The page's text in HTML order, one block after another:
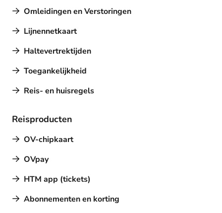
Omleidingen en Verstoringen
Lijnennetkaart
Haltevertrektijden
Toegankelijkheid
Reis- en huisregels
Reisproducten
OV-chipkaart
OVpay
HTM app (tickets)
Abonnementen en korting